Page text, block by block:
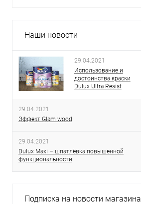
Наши новости
29.04.2021
Использование и
достоинства краски
Dulux Ultra Resist
29.04.2021
Эффект Glam wood
29.04.2021
Dulux Maxi – шпатлёвка повышенной
функциональности
Подписка на новости магазина